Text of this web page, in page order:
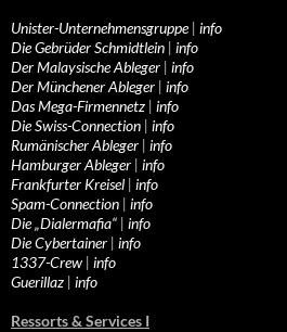
Unister-Unternehmensgruppe| info
Die Gebrüder Schmidtlein | info
Der Malaysische Ableger | info
Der Münchener Ableger | info
Das Mega-Firmennetz | info
Die Swiss-Connection | info
Rumänischer Ableger | info
Hamburger Ableger | info
Frankfurter Kreisel | info
Spam-Connection | info
Die „Dialermafia“ | info
Die Cybertainer | info
1337-Crew | info
Guerillaz | info
Ressorts & Services I